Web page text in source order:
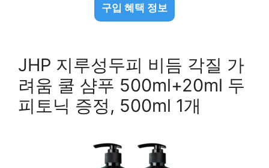
구입 혜택 정보
JHP 지루성두피 비듬 각질 가
려움 쿨 샴푸 500ml+20ml 두
피토닉 증정, 500ml 1개